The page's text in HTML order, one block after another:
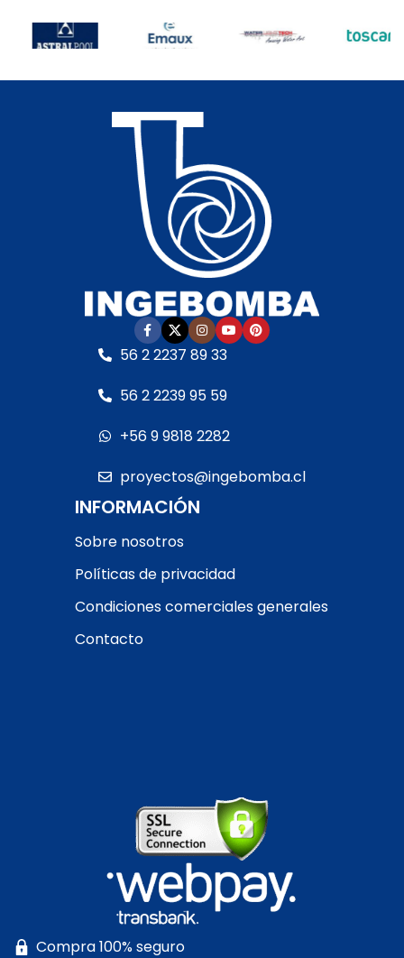
Bajo nivel de ruido•
Autoaspirante:
Hasta
para 50 mm• Cuerpo
hidráulico:En
polipropileno de alta
• Garantía:
Según cláusula del
• Sello
Especial AISI
316 y óxido de alúmina•
inoxidable• Motor: –
Con rodamientos –
Debe ser protegida con
interruptor guarda
Bajo nivel de ruido•
calidad
Según cláusula del
fabricante
mecánico:
316 y óxido de alúmina
Eje del motor:
inoxidable• Motor:
Con rodamientos –
Debe ser protegida con
56 2 2237 89 33
56 2 2239 95 59
+56 9 9818 2282
proyectos@ingebomba.cl
INFORMACIÓN
Sobre nosotros
Políticas de privacidad
Condiciones comerciales generales
Contacto
Compra 100% seguro